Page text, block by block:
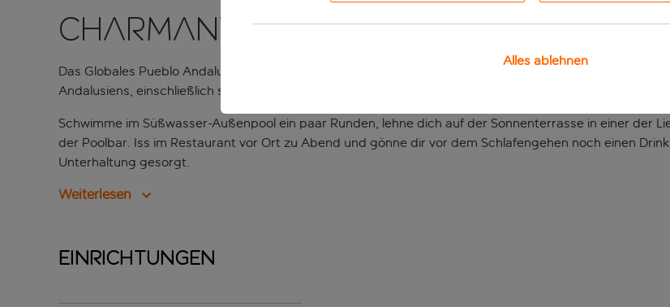
Charmantes, einem Dorf
Das Globales Pueblo Andaluz ist ein Hotel am Strand mit dem ganzen Charme eines typisch
Andalusiens, einschließlich seiner charmanten Straßen und Plätze, auf dem Gelände der Hotelanlage
Schwimme im Süßwasser-Außenpool ein paar Runden, lehne dich auf der Sonnenterrasse in einer der
der Poolbar. Iss im Restaurant vor Ort zu Abend und gönne dir vor dem Schlafengehen noch einen
Unterhaltung gesorgt.
Weiterlesen
Einrichtungen
Alles ablehnen